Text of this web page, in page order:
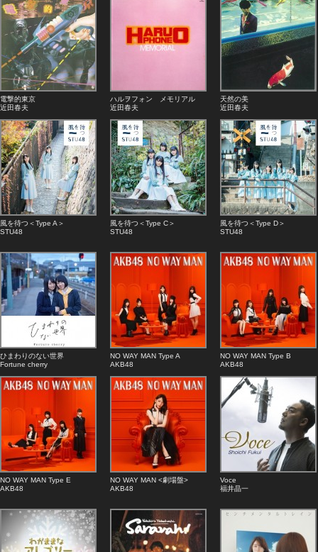
電撃的東京
近田春夫
ハルヲフォン メモリアル
近田春夫
天然の美
近田春夫
風を待つ＜Type A＞
STU48
風を待つ＜Type C＞
STU48
風を待つ＜Type D＞
STU48
ひまわりのない世界
Fortune cherry
NO WAY MAN Type A
AKB48
NO WAY MAN Type B
AKB48
NO WAY MAN Type E
AKB48
NO WAY MAN <劇場盤>
AKB48
Voce
福井晶一